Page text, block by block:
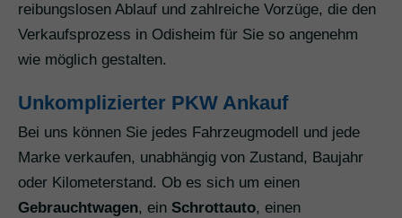
reibungslosen Ablauf und zahlreiche Vorzüge, die den
Verkaufsprozess in Odisheim für Sie so angenehm
wie möglich gestalten.
Unkomplizierter PKW Ankauf
Bei uns können Sie jedes Fahrzeugmodell und jede
Marke verkaufen, unabhängig von Zustand, Baujahr
oder Kilometerstand. Ob es sich um einen
Gebrauchtwagen, ein Schrottauto, einen